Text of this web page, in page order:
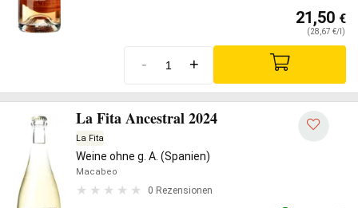
21,50 €
(28,67 €/l)
- +
La Fita Ancestral 2024
La Fita
Weine ohne g. A. (Spanien)
Macabeo
0 Rezensionen